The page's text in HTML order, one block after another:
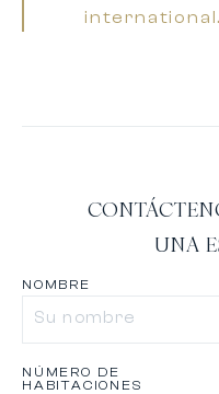
UNA
NOMBRE
NÚMERO DE
HABITACIONES